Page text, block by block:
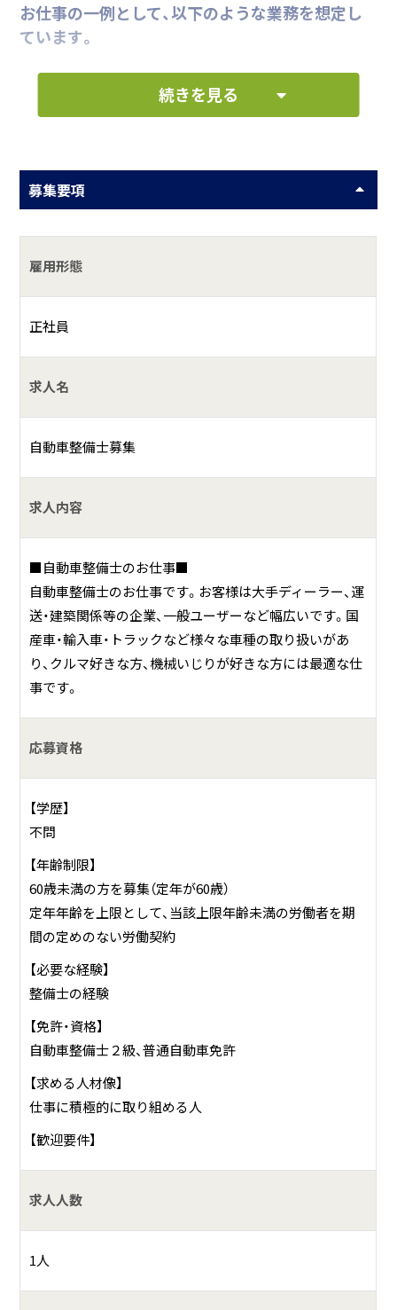
お仕事の一例として、以下のような業務を想定し
ています。
洗車
何をしている会社？
自動車整備・鈑金塗装、新車・中古車販売
具体的には？
地域トップレベルの設備力と確かな技術力を強みに、創業７
私たちは、スタッフ一人ひとりが誇りを持って働き、お客様
の安全で快適なカーライフを総合的にサポートすることを
大切にしています。
おり、各種手当の充実や育児休業・看護休暇などの休暇制度
を整え、ライフステージが変わっても安心して長く働き続け
られる職場環境づくりを進めており、ワークライフバランス
を大切にしている会社です。
■全日本ロータス同友会加盟店・関東運輸局指定工場・JA指
定工場・東京海上日動指定工場・ソニー損保指定工場・損害保
険ジャパン指定工場・チューリッヒ指定優良修理工場
続きを見る
募集要項
雇用形態
正社員
求人名
自動車整備士募集
求人内容
■自動車整備士のお仕事■
自動車整備士のお仕事です。お客様は大手ディーラー、運
送・建築関係等の企業、一般ユーザーなど幅広いです。国
産車・輸入車・トラックなど様々な車種の取り扱いがあ
り、クルマ好きな方、機械いじりが好きな方には最適な仕
事です。
応募資格
【学歴】
不問
【年齢制限】
60歳未満の方を募集（定年が60歳）
定年年齢を上限として、当該上限年齢未満の労働者を期
間の定めのない労働契約
【必要な経験】
整備士の経験
【免許・資格】
自動車整備士２級、普通自動車免許
【求める人材像】
仕事に積極的に取り組める人
【歓迎要件】
求人人数
1人